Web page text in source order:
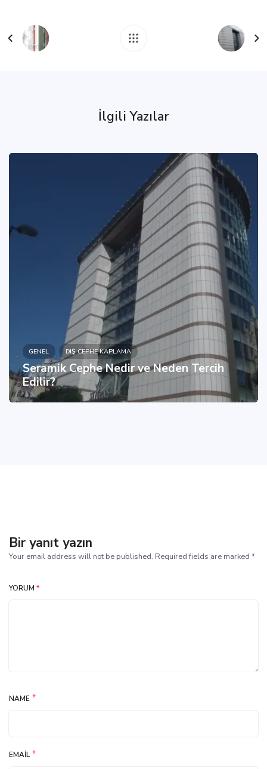
İlgili Yazılar
GENEL DIŞ CEPHE KAPLAMA
Seramik Cephe Nedir ve Neden Tercih
Edilir?
Bir yanıt yazın
Your email address will not be published. Required fields are marked *
YORUM *
NAME *
EMAIL *